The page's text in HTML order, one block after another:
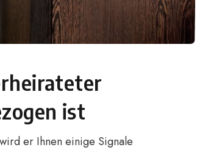
ist
er Ihnen einige Signale